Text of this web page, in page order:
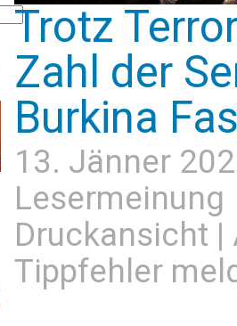
Trotz
Zahl der
Burkina
13. Jänner
Lesermeinung
Druckansicht |
Tippfehler